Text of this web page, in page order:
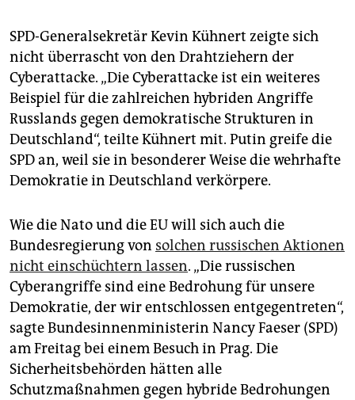
SPD-Generalsekretär Kevin Kühnert zeigte sich
nicht überrascht von den Drahtziehern der
Cyberattacke. „Die Cyberattacke ist ein weiteres
Beispiel für die zahlreichen hybriden Angriffe
Russlands gegen demokratische Strukturen in
Deutschland“, teilte Kühnert mit. Putin greife die
SPD an, weil sie in besonderer Weise die wehrhafte
Demokratie in Deutschland verkörpere.
Wie die Nato und die EU will sich auch die
Bundesregierung von solchen russischen Aktionen
nicht einschüchtern lassen. „Die russischen
Cyberangriffe sind eine Bedrohung für unsere
Demokratie, der wir entschlossen entgegentreten“,
sagte Bundesinnenministerin Nancy Faeser (SPD)
am Freitag bei einem Besuch in Prag. Die
Sicherheitsbehörden hätten alle
Schutzmaßnahmen gegen hybride Bedrohungen